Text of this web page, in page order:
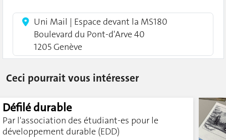
Uni Mail | Espace devant la MS180
Boulevard du Pont-d'Arve 40
1205 Genève
Ceci pourrait vous intéresser
Défilé durable
Par l'association des étudiant-es pour le
développement durable (EDD)